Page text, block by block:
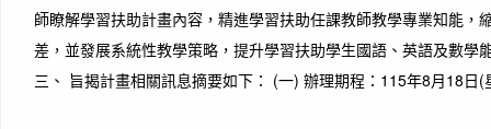
師瞭解學習扶助計畫內容，精進學習扶助任課教師教學專業知能，
差，並發展系統性教學策略，提升學習扶助學生國語、英語及數學
三、 旨揭計畫相關訊息摘要如下： (一) 辦理期程：115年8月18日